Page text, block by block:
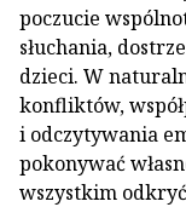
poczucie
słuchania,
dzieci. W
konfliktów,
i odczytywania
pokonywać
wszystkim